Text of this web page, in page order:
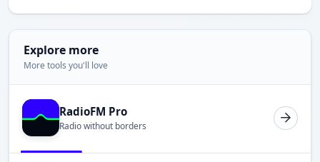
Explore more
More tools you'll love
RadioFM Pro
Radio without borders